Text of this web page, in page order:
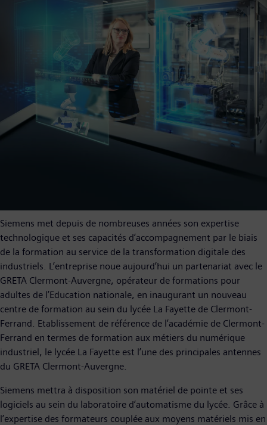
Siemens met depuis de nombreuses années son expertise
technologique et ses capacités d’accompagnement par le biais
de la formation au service de la transformation digitale des
industriels. L’entreprise noue aujourd’hui un partenariat avec le
GRETA Clermont-Auvergne, opérateur de formations pour
adultes de l’Education nationale, en inaugurant un nouveau
centre de formation au sein du lycée La Fayette de Clermont-
Ferrand. Etablissement de référence de l’académie de Clermont-
Ferrand en termes de formation aux métiers du numérique
industriel, le lycée La Fayette est l’une des principales antennes
du GRETA Clermont-Auvergne.
Siemens mettra à disposition son matériel de pointe et ses
logiciels au sein du laboratoire d’automatisme du lycée. Grâce à
l’expertise des formateurs couplée aux moyens matériels mis en